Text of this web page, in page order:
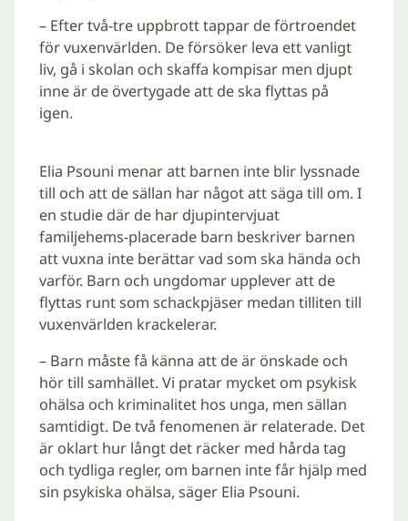
– Efter två-tre uppbrott tappar de förtroendet
för vuxenvärlden. De försöker leva ett vanligt
liv, gå i skolan och skaffa kompisar men djupt
inne är de övertygade att de ska flyttas på
igen.
Elia Psouni menar att barnen inte blir lyssnade
till och att de sällan har något att säga till om. I
en studie där de har djupintervjuat
familjehems-placerade barn beskriver barnen
att vuxna inte berättar vad som ska hända och
varför. Barn och ungdomar upplever att de
flyttas runt som schackpjäser medan tilliten till
vuxenvärlden krackelerar.
– Barn måste få känna att de är önskade och
hör till samhället. Vi pratar mycket om psykisk
ohälsa och kriminalitet hos unga, men sällan
samtidigt. De två fenomenen är relaterade. Det
är oklart hur långt det räcker med hårda tag
och tydliga regler, om barnen inte får hjälp med
sin psykiska ohälsa, säger Elia Psouni.